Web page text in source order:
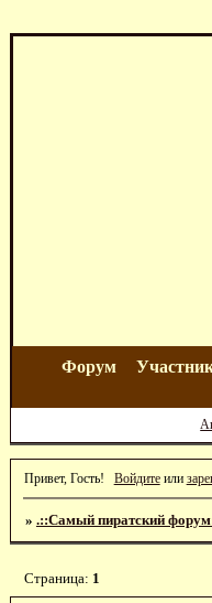
Форум
Привет, Гость! Войдитеили
» .::Самый пиратский
Страница: 1